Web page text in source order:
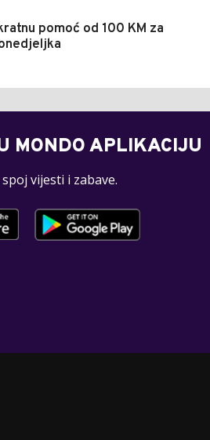
pomoć od 100 KM za
MONDO APLIKACIJU
vijesti i zabave.